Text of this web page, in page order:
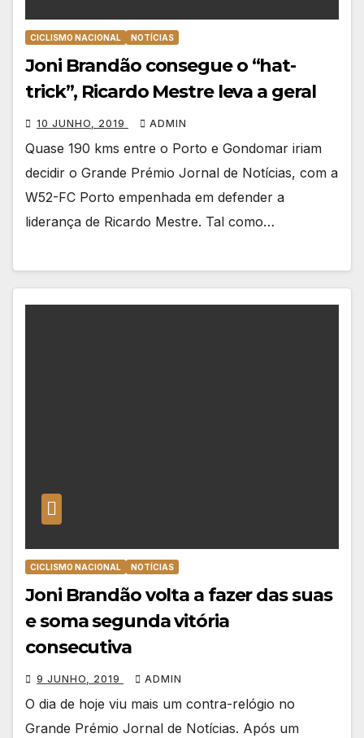
CICLISMO NACIONAL NOTÍCIAS
Joni Brandão consegue o “hat-
trick”, Ricardo Mestre leva a geral
10 JUNHO, 2019 ADMIN
Quase 190 kms entre o Porto e Gondomar iriam
decidir o Grande Prémio Jornal de Notícias, com a
W52-FC Porto empenhada em defender a
liderança de Ricardo Mestre. Tal como…
CICLISMO NACIONAL NOTÍCIAS
Joni Brandão volta a fazer das suas
e soma segunda vitória
consecutiva
9 JUNHO, 2019 ADMIN
O dia de hoje viu mais um contra-relógio no
Grande Prémio Jornal de Notícias. Após um